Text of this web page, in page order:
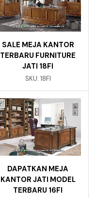
SALE MEJA KANTOR
TERBARU FURNITURE
JATI 18FI
SKU: 18FI
DAPATKAN MEJA
KANTOR JATI MODEL
TERBARU 16FI